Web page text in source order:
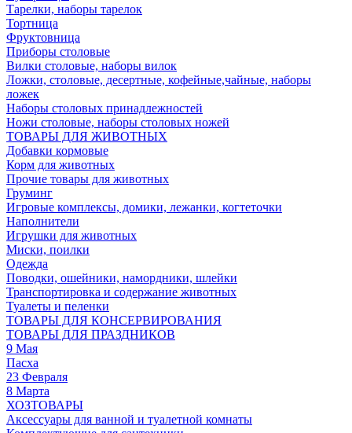
Тарелки, наборы тарелок
Тортница
Фруктовница
Приборы столовые
Вилки столовые, наборы вилок
Ложки, столовые, десертные, кофейные,чайные, наборы
ложек
Наборы столовых принадлежностей
Ножи столовые, наборы столовых ножей
ТОВАРЫ ДЛЯ ЖИВОТНЫХ
Добавки кормовые
Корм для животных
Прочие товары для животных
Груминг
Игровые комплексы, домики, лежанки, когтеточки
Наполнители
Игрушки для животных
Миски, поилки
Одежда
Поводки, ошейники, намордники, шлейки
Транспортировка и содержание животных
Туалеты и пеленки
ТОВАРЫ ДЛЯ КОНСЕРВИРОВАНИЯ
ТОВАРЫ ДЛЯ ПРАЗДНИКОВ
9 Мая
Пасха
23 Февраля
8 Марта
ХОЗТОВАРЫ
Аксессуары для ванной и туалетной комнаты